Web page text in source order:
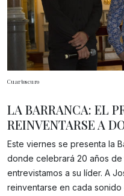
Cuartoscuro
LA BARRANCA: EL
REINVENTARSE A
Este viernes se presenta la
donde celebrará 20 años
entrevistamos a su líder. A
reinventarse en cada